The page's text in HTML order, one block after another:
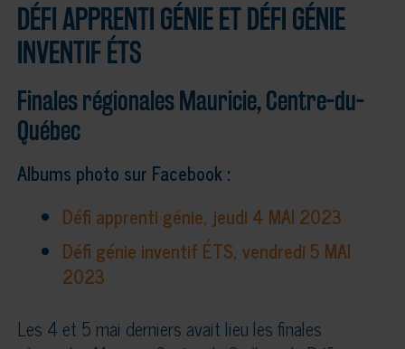
DÉFI APPRENTI GÉNIE ET DÉFI GÉNIE
INVENTIF ÉTS
Finales régionales Mauricie, Centre-du-
Québec
Albums photo sur Facebook :
Défi apprenti génie, jeudi 4 MAI 2023
Défi génie inventif ÉTS, vendredi 5 MAI
2023
Les 4 et 5 mai derniers avait lieu les finales